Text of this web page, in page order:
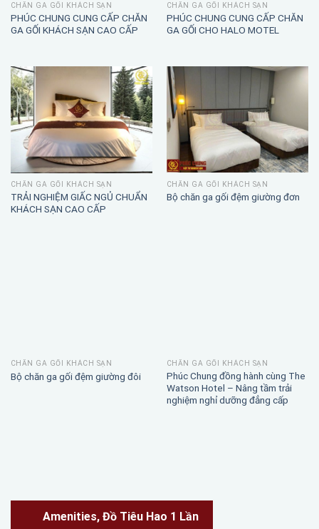
CHĂN GA GỐI KHÁCH SẠN
PHÚC CHUNG CUNG CẤP CHĂN
GA GỐI KHÁCH SẠN CAO CẤP
CHĂN GA GỐI KHÁCH SẠN
PHÚC CHUNG CUNG CẤP CHĂN
GA GỐI CHO HALO MOTEL
CHĂN GA GỐI KHÁCH SẠN
TRẢI NGHIỆM GIẤC NGỦ CHUẨN
KHÁCH SẠN CAO CẤP
CHĂN GA GỐI KHÁCH SẠN
Bộ chăn ga gối đệm giường đơn
CHĂN GA GỐI KHÁCH SẠN
Bộ chăn ga gối đệm giường đôi
CHĂN GA GỐI KHÁCH SẠN
Phúc Chung đồng hành cùng The
Watson Hotel – Nâng tầm trải
nghiệm nghỉ dưỡng đẳng cấp
Amenities, Đồ Tiêu Hao 1 Lần